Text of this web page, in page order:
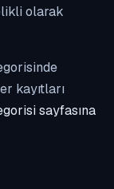
olarak
kayıtları
sayfasına